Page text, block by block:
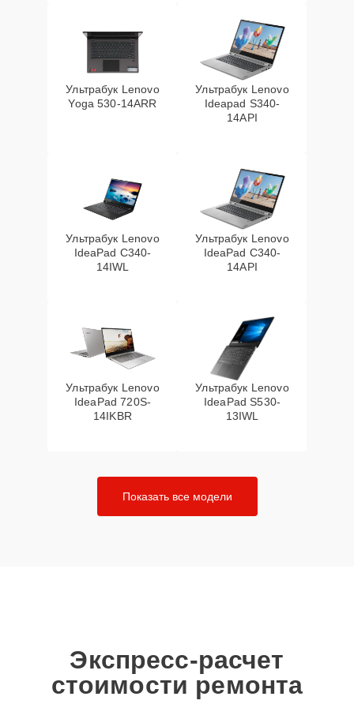
Ультрабук Lenovo
Yoga 530-14ARR
Ультрабук Lenovo
Ideapad S340-
14API
Ультрабук Lenovo
IdeaPad C340-
14IWL
Ультрабук Lenovo
IdeaPad C340-
14API
Ультрабук Lenovo
IdeaPad 720S-
14IKBR
Ультрабук Lenovo
IdeaPad S530-
13IWL
Показать все модели
Экспресс-расчет
стоимости ремонта